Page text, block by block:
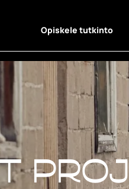
Opiskele tutkinto